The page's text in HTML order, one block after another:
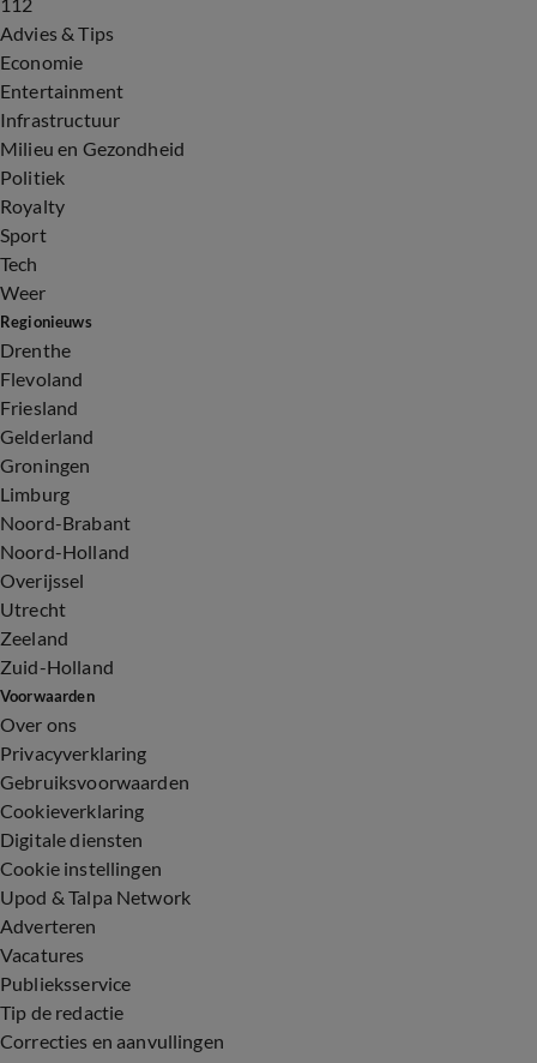
Advies & Tips
Economie
Entertainment
Infrastructuur
Milieu en Gezondheid
Politiek
Royalty
Sport
Tech
Weer
Regionieuws
Drenthe
Flevoland
Friesland
Gelderland
Groningen
Limburg
Noord-Brabant
Noord-Holland
Overijssel
Utrecht
Zeeland
Zuid-Holland
Voorwaarden
Over ons
Privacyverklaring
Gebruiksvoorwaarden
Cookieverklaring
Digitale diensten
Cookie instellingen
Upod & Talpa Network
Adverteren
Vacatures
Publieksservice
Tip de redactie
Correcties en aanvullingen